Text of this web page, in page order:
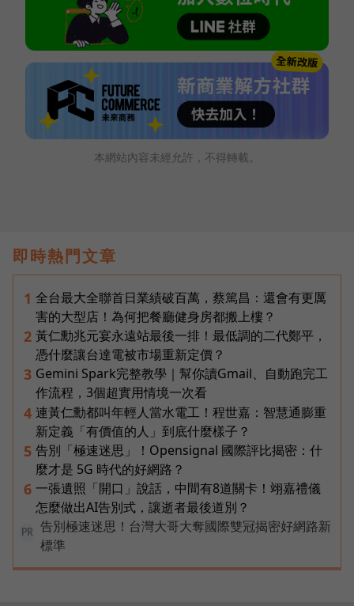
本網站內容未經允許，不得轉載。
即時熱門文章
1 全台最大全聯首日業績破百萬，蔡篤昌：還會有更厲
害的大型店！為何把餐廳健身房都搬上樓？
2 黃仁勳兆元宴永遠站最後一排！最低調的二代鄭平，
憑什麼讓台達電被市場重新定價？
3 Gemini Spark完整教學｜幫你讀Gmail、自動跑完工
作流程，3個超實用情境一次看
4 連黃仁勳都叫年輕人當水電工！程世嘉：智慧通膨重
新定義「有價值的人」到底什麼樣子？
5 告別「極速迷思」！Opensignal 國際評比揭密：什
麼才是 5G 時代的好網路？
6 一張遺照「開口」說話，中間有8道關卡！翊嘉禮儀
怎麼做出AI告別式，讓逝者最後道別？
PR
告別極速迷思！台灣大哥大奪國際雙冠揭密好網路新
標準